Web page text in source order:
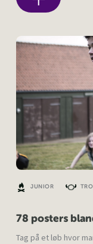
JUNIOR
78 posters
Tag på et løb hvor